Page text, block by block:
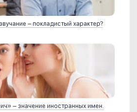
– покладистый характер?
– значение иностранных имен.